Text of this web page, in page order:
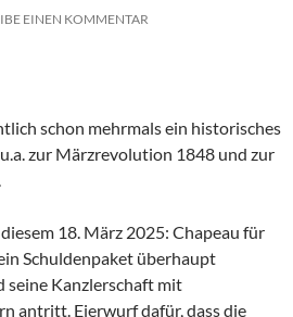
EINEN KOMMENTAR
schon mehrmals ein historisches
zur Märzrevolution 1848 und zur
18. März 2025: Chapeau für
Schuldenpaket überhaupt
seine Kanzlerschaft mit
antritt. Eierwurf dafür, dass die